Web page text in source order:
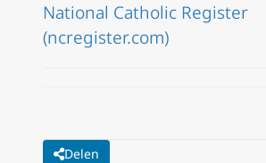
National Catholic Register
(ncregister.com)
Delen